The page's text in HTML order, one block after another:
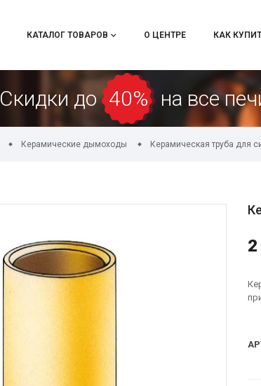
КАТАЛОГ ТОВАРОВ О ЦЕНТРЕ КАК
Скидки до 40% на все
Керамические дымоходы Керамическая труба для